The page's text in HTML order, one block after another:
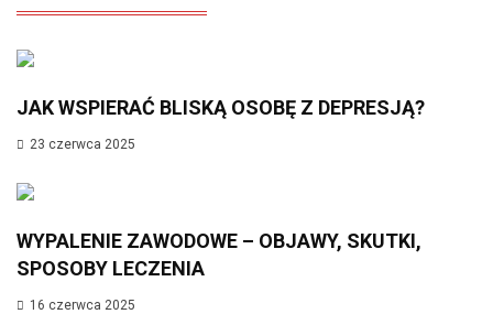
JAK WSPIERAĆ BLISKĄ OSOBĘ Z DEPRESJĄ?
23 czerwca 2025
WYPALENIE ZAWODOWE – OBJAWY, SKUTKI,
SPOSOBY LECZENIA
16 czerwca 2025